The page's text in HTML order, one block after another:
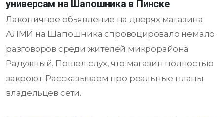
универсам на Шапошника в Пинске
Лаконичное объявление на дверях магазина
АЛМИ на Шапошника спровоцировало немало
разговоров среди жителей микрорайона
Радужный. Пошел слух, что магазин полностью
закроют. Рассказываем про реальные планы
владельцев сети.